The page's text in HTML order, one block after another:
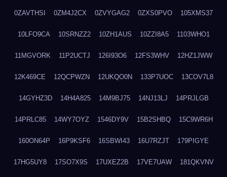
0ZAVTHSI 0ZM4J2CX 0ZVYGAG2 0ZXS0PVO 105XMS37
10LFO9CA 10SRNZZ2 10ZH1AUS 10ZZI8A5 1103WHO1
11MGVORK 11P2UCTJ 126I93O6 12FS3WHV 12HZ1JWW
12K469CE 12QCPWZN 12UKQO0N 133P7UOC 13COV7L8
14GYHZ3D 14H4A825 14M9BJ75 14NJ13LJ 14PRJLGB
14PRLC85 14WY7OYZ 1546DY9V 15B2SHBQ 15C9WR6H
160ON64P 16P9KSF6 16SBWI43 16U7RZJT 179PIGYE
17HG5UY8 17SO7X9S 17UXEZ2B 17VE7UAW 181QKVNV